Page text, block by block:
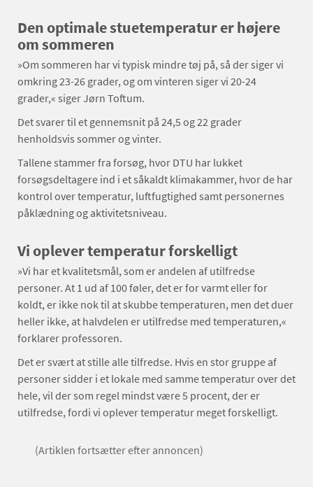
Den optimale stuetemperatur er højere
om sommeren
»Om sommeren har vi typisk mindre tøj på, så der siger vi
omkring 23-26 grader, og om vinteren siger vi 20-24
grader,« siger Jørn Toftum.
Det svarer til et gennemsnit på 24,5 og 22 grader
henholdsvis sommer og vinter.
Tallene stammer fra forsøg, hvor DTU har lukket
forsøgsdeltagere ind i et såkaldt klimakammer, hvor de har
kontrol over temperatur, luftfugtighed samt personernes
påklædning og aktivitetsniveau.
Vi oplever temperatur forskelligt
»Vi har et kvalitetsmål, som er andelen af utilfredse
personer. At 1 ud af 100 føler, det er for varmt eller for
koldt, er ikke nok til at skubbe temperaturen, men det duer
heller ikke, at halvdelen er utilfredse med temperaturen,«
forklarer professoren.
Det er svært at stille alle tilfredse. Hvis en stor gruppe af
personer sidder i et lokale med samme temperatur over det
hele, vil der som regel mindst være 5 procent, der er
utilfredse, fordi vi oplever temperatur meget forskelligt.
(Artiklen fortsætter efter annoncen)